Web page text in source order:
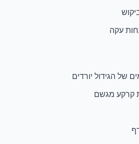
עקה
של הגידול יורדים
קרקע מגשם